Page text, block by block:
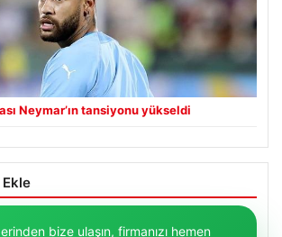
Neymar’ın tansiyonu yükseldi
bize ulaşın, firmanızı hemen